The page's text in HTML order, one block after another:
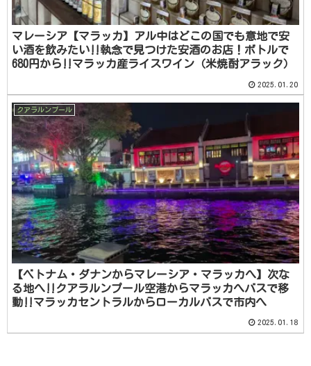
マレーシア【マラッカ】アル中はどこの国でも意地で安
い酒を飲みたい‼️執念で見つけた安酒のお店！ボトルで
680円から‼️マラッカ産ライスワイン（米焼酎アラック）
2025.01.20
クアラルンプール
【ベトナム・ダナンからマレーシア・マラッカへ】次な
る地へ‼️クアラルンプール空港からマラッカへバスで移
動‼️マラッカセントラルからローカルバスで市内へ
2025.01.18